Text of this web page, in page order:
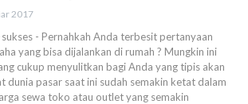
2017
sukses - Pernahkah Anda terbesit pertanyaan
yang bisa dijalankan di rumah ? Mungkin ini
cukup menyulitkan bagi Anda yang tipis akan
dunia pasar saat ini sudah semakin ketat dalam
sewa toko atau outlet yang semakin